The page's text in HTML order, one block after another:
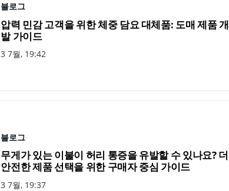
블로그
압력 민감 고객을 위한 체중 담요 대체품: 도매 제품 개
발 가이드
3 7월, 19:42
블로그
무게가 있는 이불이 허리 통증을 유발할 수 있나요? 더
안전한 제품 선택을 위한 구매자 중심 가이드
3 7월, 19:37